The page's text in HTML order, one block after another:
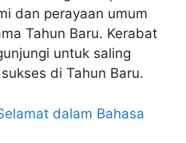
dan perayaan umum
Tahun Baru. Kerabat
untuk saling
di Tahun Baru.
dalam Bahasa